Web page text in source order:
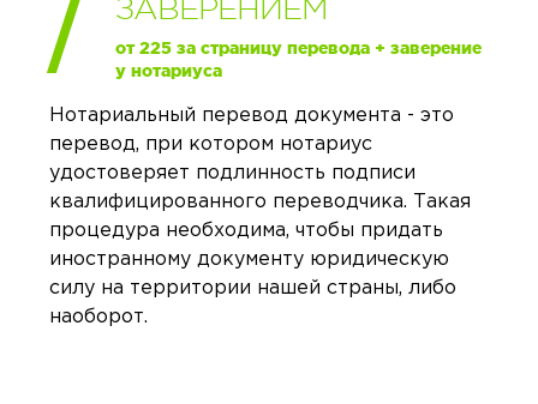
ЗАВЕРЕНИЕМ
от 225 за страницу перевода + заверение
у нотариуса
Нотариальный перевод документа - это
перевод, при котором нотариус
удостоверяет подлинность подписи
квалифицированного переводчика. Такая
процедура необходима, чтобы придать
иностранному документу юридическую
силу на территории нашей страны, либо
наоборот.